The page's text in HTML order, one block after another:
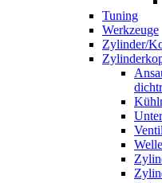
Tuning
Werkzeuge
Zylinder/